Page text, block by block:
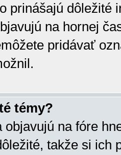
prinášajú dôležité
na hornej
pridávať
témy?
objavujú na fóre
takže si ich